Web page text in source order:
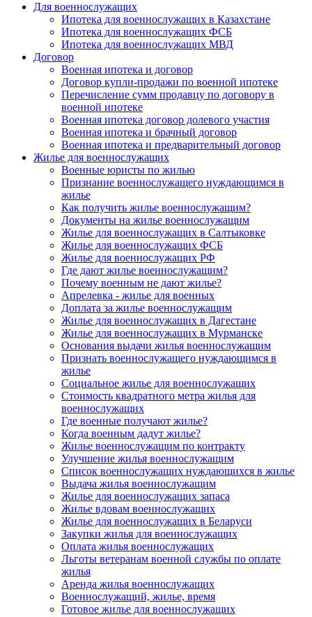
Для военнослужащих
Ипотека для военнослужащих в Казахстане
Ипотека для военнослужащих ФСБ
Ипотека для военнослужащих МВД
Договор
Военная ипотека и договор
Договор купли-продажи по военной ипотеке
Перечисление сумм продавцу по договору в
военной ипотеке
Военная ипотека договор долевого участия
Военная ипотека и брачный договор
Военная ипотека и предварительный договор
Жилье для военнослужащих
Военные юристы по жилью
Признание военнослужащего нуждающимся в
жилье
Как получить жилье военнослужащим?
Документы на жилье военнослужащим
Жилье для военнослужащих в Салтыковке
Жилье для военнослужащих ФСБ
Жилье для военнослужащих РФ
Где дают жилье военнослужащим?
Почему военным не дают жилье?
Апрелевка - жилье для военных
Доплата за жилье военнослужащим
Жилье для военнослужащих в Дагестане
Жилье для военнослужащих в Мурманске
Основания выдачи жилья военнослужащим
Признать военнослужащего нуждающимся в
жилье
Социальное жилье для военнослужащих
Стоимость квадратного метра жилья для
военнослужащих
Где военные получают жилье?
Когда военным дадут жилье?
Жилье военнослужащим по контракту
Улучшение жилья военнослужащим
Список военнослужащих нуждающихся в жилье
Выдача жилья военнослужащим
Жилье для военнослужащих запаса
Жилье вдовам военнослужащих
Жилье для военнослужащих в Беларуси
Закупки жилья для военнослужащих
Оплата жилья военнослужащих
Льготы ветеранам военной службы по оплате
жилья
Аренда жилья военнослужащих
Военнослужащий, жилье, время
Готовое жилье для военнослужащих